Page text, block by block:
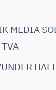
MEDIA